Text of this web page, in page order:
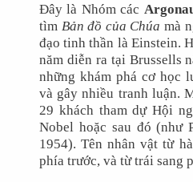
Đây là Nhóm các
tìm Bản đồ của Chúa mà
đạo tinh thần là Einstein.
năm diễn ra tại Brussells
những khám phá cơ học
và gây nhiều tranh luận.
29 khách tham dự Hội
Nobel hoặc sau đó (như
1954). Tên nhân vật từ
phía trước, và từ trái sang